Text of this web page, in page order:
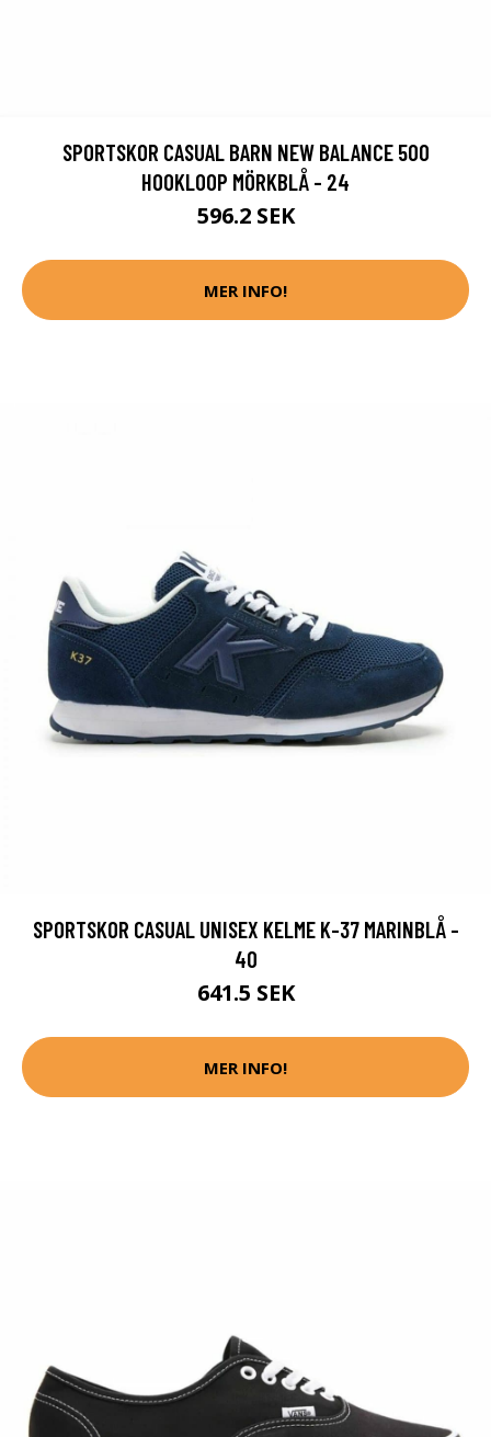
SPORTSKOR CASUAL BARN NEW BALANCE 500
HOOKLOOP MÖRKBLÅ - 24
596.2 SEK
MER INFO!
SPORTSKOR CASUAL UNISEX KELME K-37 MARINBLÅ -
40
641.5 SEK
MER INFO!